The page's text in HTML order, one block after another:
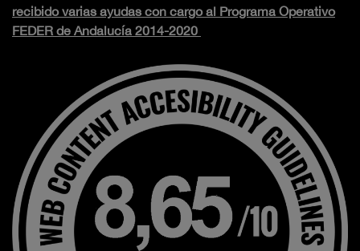
recibido varias ayudas con cargo al Programa Operativo
FEDER de Andalucía 2014-2020